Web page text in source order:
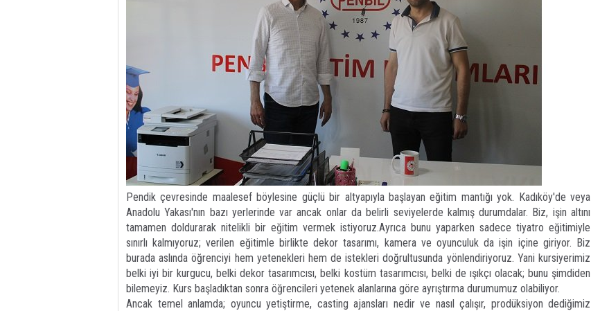
​Pendik çevresinde maalesef böylesine güçlü bir altyapıyla başlayan eğitim mantığı yok. Kadıköy'de veya
Anadolu Yakası'nın bazı yerlerinde var ancak onlar da belirli seviyelerde kalmış durumdalar. Biz, işin altını
tamamen doldurarak nitelikli bir eğitim vermek istiyoruz.Ayrıca bunu yaparken sadece tiyatro eğitimiyle
sınırlı kalmıyoruz; verilen eğitimle birlikte dekor tasarımı, kamera ve oyunculuk da işin içine giriyor. Biz
burada aslında öğrenciyi hem yetenekleri hem de istekleri doğrultusunda yönlendiriyoruz. Yani kursiyerimiz
belki iyi bir kurgucu, belki dekor tasarımcısı, belki kostüm tasarımcısı, belki de ışıkçı olacak; bunu şimdiden
bilemeyiz. Kurs başladıktan sonra öğrencileri yetenek alanlarına göre ayrıştırma durumumuz olabiliyor.
​Ancak temel anlamda; oyuncu yetiştirme, casting ajansları nedir ve nasıl çalışır, prodüksiyon dediğimiz